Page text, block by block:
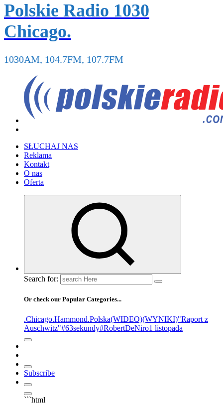
Polskie Radio 1030
Chicago.
1030AM, 104.7FM, 107.7FM
SŁUCHAJ NAS
Reklama
Kontakt
O nas
Oferta
Search for:
Or check our Popular Categories...
.Chicago.Hammond.Polska(WIDEO)(WYNIKI)"Raport z
Auschwitz"#63sekundy#RobertDeNiro1 listopada
Subscribe
```html